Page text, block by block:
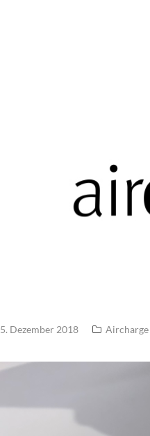
5. Dezember 2018 Aircharge